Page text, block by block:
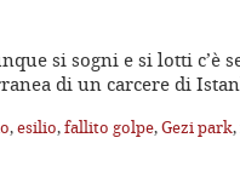
si sogni e si lotti c’è
di un carcere di
,esilio,fallito golpe,Gezi park,